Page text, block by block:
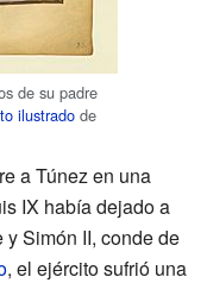
de su padre
ilustrado de
a Túnez en una
IX había dejado a
Simón II, conde de
, el ejército sufrió una